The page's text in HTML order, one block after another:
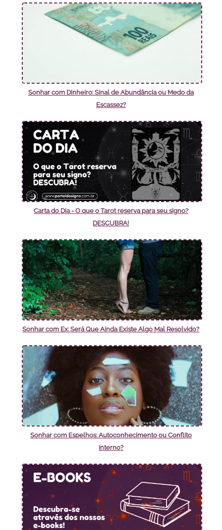
Sonhar com Dinheiro: Sinal de Abundância ou Medo da
Escassez?
Carta do Dia - O que o Tarot reserva para seu signo?
DESCUBRA!
Sonhar com Ex: Será Que Ainda Existe Algo Mal Resolvido?
Sonhar com Espelhos: Autoconhecimento ou Conflito
Interno?